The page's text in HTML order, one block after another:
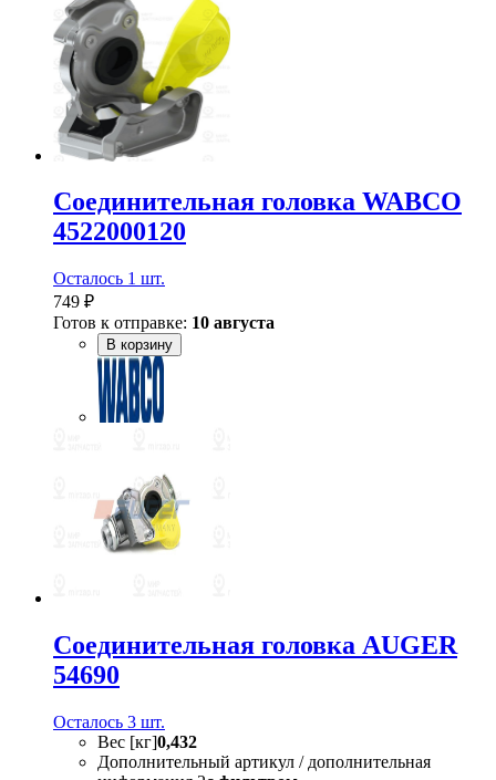
Соединительная головка WABCO
4522000120
Осталось 1 шт.
749 ₽
Готов к отправке: 10 августа
В корзину
Соединительная головка AUGER
54690
Осталось 3 шт.
Вес [кг]0,432
Дополнительный артикул / дополнительная